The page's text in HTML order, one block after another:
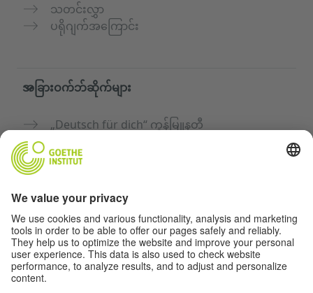
သတင်းလွှာ
ပရိုဂျက်အကြောင်း
အခြားဝက်ဘ်ဆိုက်များ
„Deutsch für dich“ ကွန်မြူနတီ
Goethe-Institut ၏ ဂျာမန်ဘာသာသင်တန်းများ
ကိုယ်ရေးအချက်အလက်နှင့် ဝင်ရောက်နိုင်မှု
ကိုယ်ရေးလုံခြုံမှုသတ်မှတ်ချက်များ